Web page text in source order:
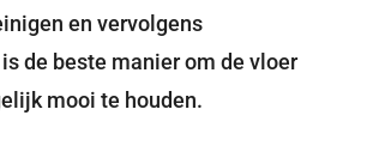
en vervolgens
de beste manier om de vloer
mooi te houden.